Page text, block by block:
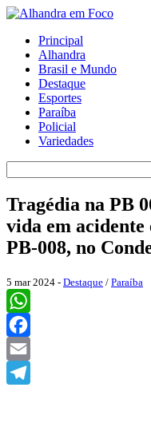
Principal
Alhandra
Brasil e Mundo
Destaque
Esportes
Paraíba
Policial
Variedades
Tragédia na PB
vida em
PB-008, no
5 mar 2024 - Destaque / Paraíba
WhatsApp
Facebook
Email